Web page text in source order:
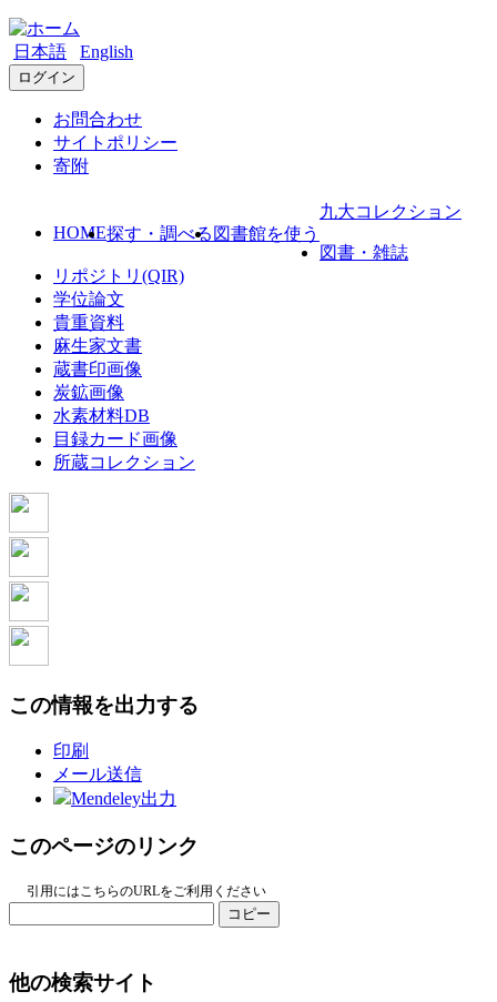
日本語 English
ログイン
お問合わせ
サイトポリシー
寄附
HOME探す・調べる 図書館を使う
九大コレクション
図書・雑誌
リポジトリ(QIR)
学位論文
貴重資料
麻生家文書
蔵書印画像
炭鉱画像
水素材料DB
目録カード画像
所蔵コレクション
この情報を出力する
印刷
メール送信
Mendeley出力
このページのリンク
引用にはこちらのURLをご利用ください
コピー
他の検索サイト